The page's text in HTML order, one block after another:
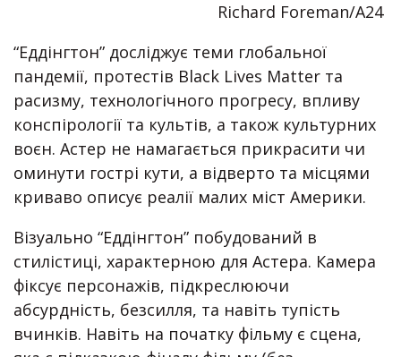
Richard Foreman/A24
“Еддінгтон” досліджує теми глобальної
пандемії, протестів Black Lives Matter та
расизму, технологічного прогресу, впливу
конспірології та культів, а також культурних
воєн. Астер не намагається прикрасити чи
оминути гострі кути, а відверто та місцями
криваво описує реалії малих міст Америки.
Візуально “Еддінгтон” побудований в
стилістиці, характерною для Астера. Камера
фіксує персонажів, підкреслюючи
абсурдність, безсилля, та навіть тупість
вчинків. Навіть на початку фільму є сцена,